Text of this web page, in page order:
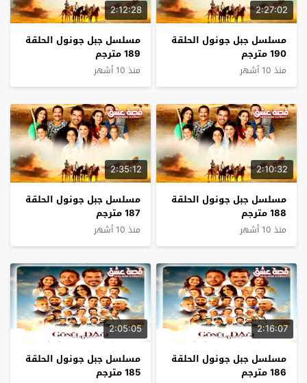
2:27:02
مسلسل جبل جونول الحلقة
190 مترجم
منذ 10 أشهر
2:12:28
مسلسل جبل جونول الحلقة
189 مترجم
منذ 10 أشهر
2:10:32
مسلسل جبل جونول الحلقة
188 مترجم
منذ 10 أشهر
2:35:12
مسلسل جبل جونول الحلقة
187 مترجم
منذ 10 أشهر
2:16:07
مسلسل جبل جونول الحلقة
186 مترجم
2:05:05
مسلسل جبل جونول الحلقة
185 مترجم